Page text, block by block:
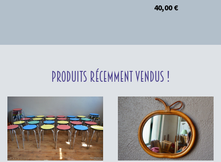
40,00€
Produits récemment vendus !